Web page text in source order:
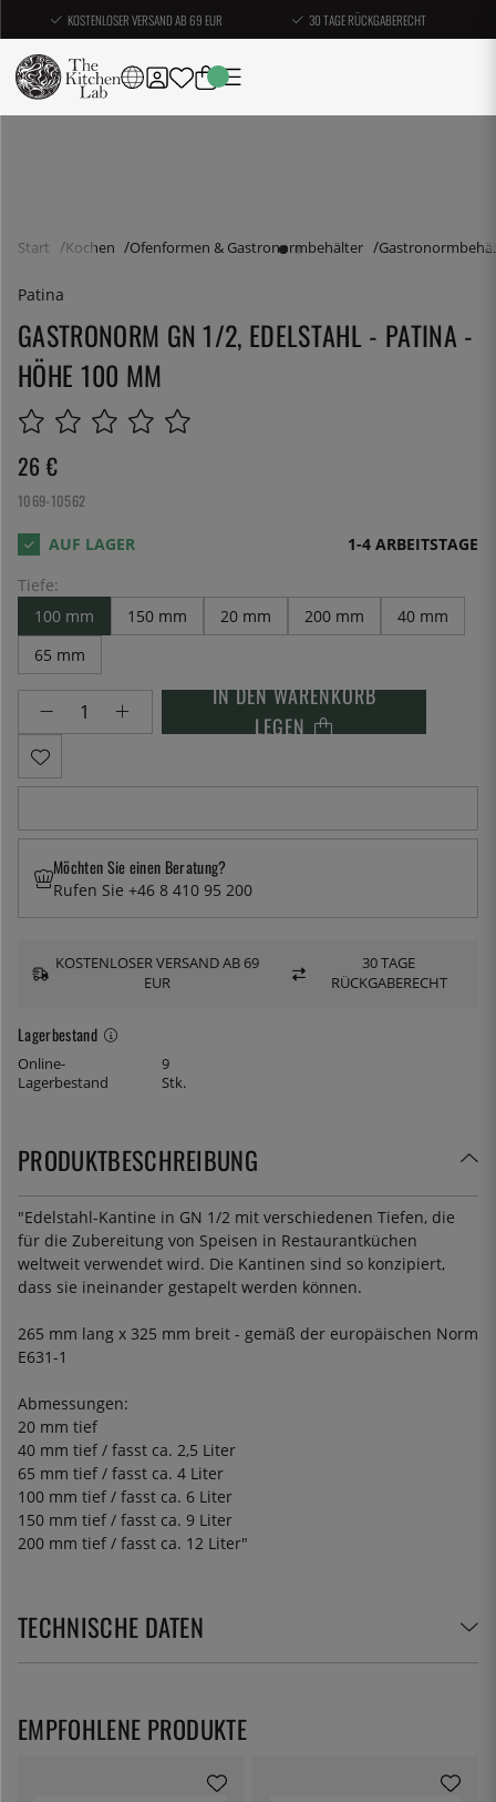
KOSTENLOSER VERSAND AB 69 EUR 30 TAGE RÜCKGABERECHT
Start Kochen Ofenformen & Gastronormbehälter
Patina
GASTRONORM GN 1/2, EDELSTAHL - PATINA -
HÖHE 100 MM
26 €
1069-10562
1-4 ARBEITSTAGE
Tiefe:
100 mm
150 mm 20 mm 200 mm
40 mm
65 mm
IN DEN WARENKORB
LEGEN
Lagerbestand
Online-
Lagerbestand
9
Stk.
Möchten Sie einen Beratung?
Rufen Sie +46 8 410 95 200
KOSTENLOSER VERSAND AB 69
EUR
30 TAGE
RÜCKGABERECHT
PRODUKTBESCHREIBUNG
"Edelstahl-Kantine in GN 1/2 mit verschiedenen Tiefen, die
für die Zubereitung von Speisen in Restaurantküchen
weltweit verwendet wird. Die Kantinen sind so konzipiert,
dass sie ineinander gestapelt werden können.
265 mm lang x 325 mm breit - gemäß der europäischen Norm
E631-1
Abmessungen:
20 mm tief
40 mm tief / fasst ca. 2,5 Liter
65 mm tief / fasst ca. 4 Liter
100 mm tief / fasst ca. 6 Liter
150 mm tief / fasst ca. 9 Liter
200 mm tief / fasst ca. 12 Liter"
TECHNISCHE DATEN
EMPFOHLENE PRODUKTE